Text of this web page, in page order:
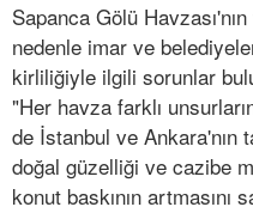
Sapanca Gölü
nedenle imar ve
kirliliğiyle ilgili sorunlar
"Her havza farklı
de İstanbul ve Ankara'nın
doğal güzelliği ve cazibe
konut baskının artmasını